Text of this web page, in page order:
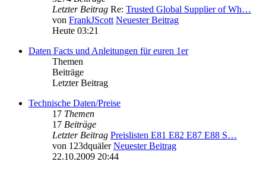
Letzter Beitrag Re: Trusted Global Supplier of Wh…
von FrankJScott Neuester Beitrag
Heute 03:21
Daten Facts und Anleitungen für euren 1er
Themen
Beiträge
Letzter Beitrag
Technische Daten/Preise
17 Themen
17 Beiträge
Letzter Beitrag Preislisten E81 E82 E87 E88 S…
von 123dquäler Neuester Beitrag
22.10.2009 20:44